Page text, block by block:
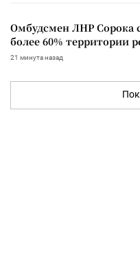
Омбудсмен ЛНР Сорока
более 60% территории
21 минута назад